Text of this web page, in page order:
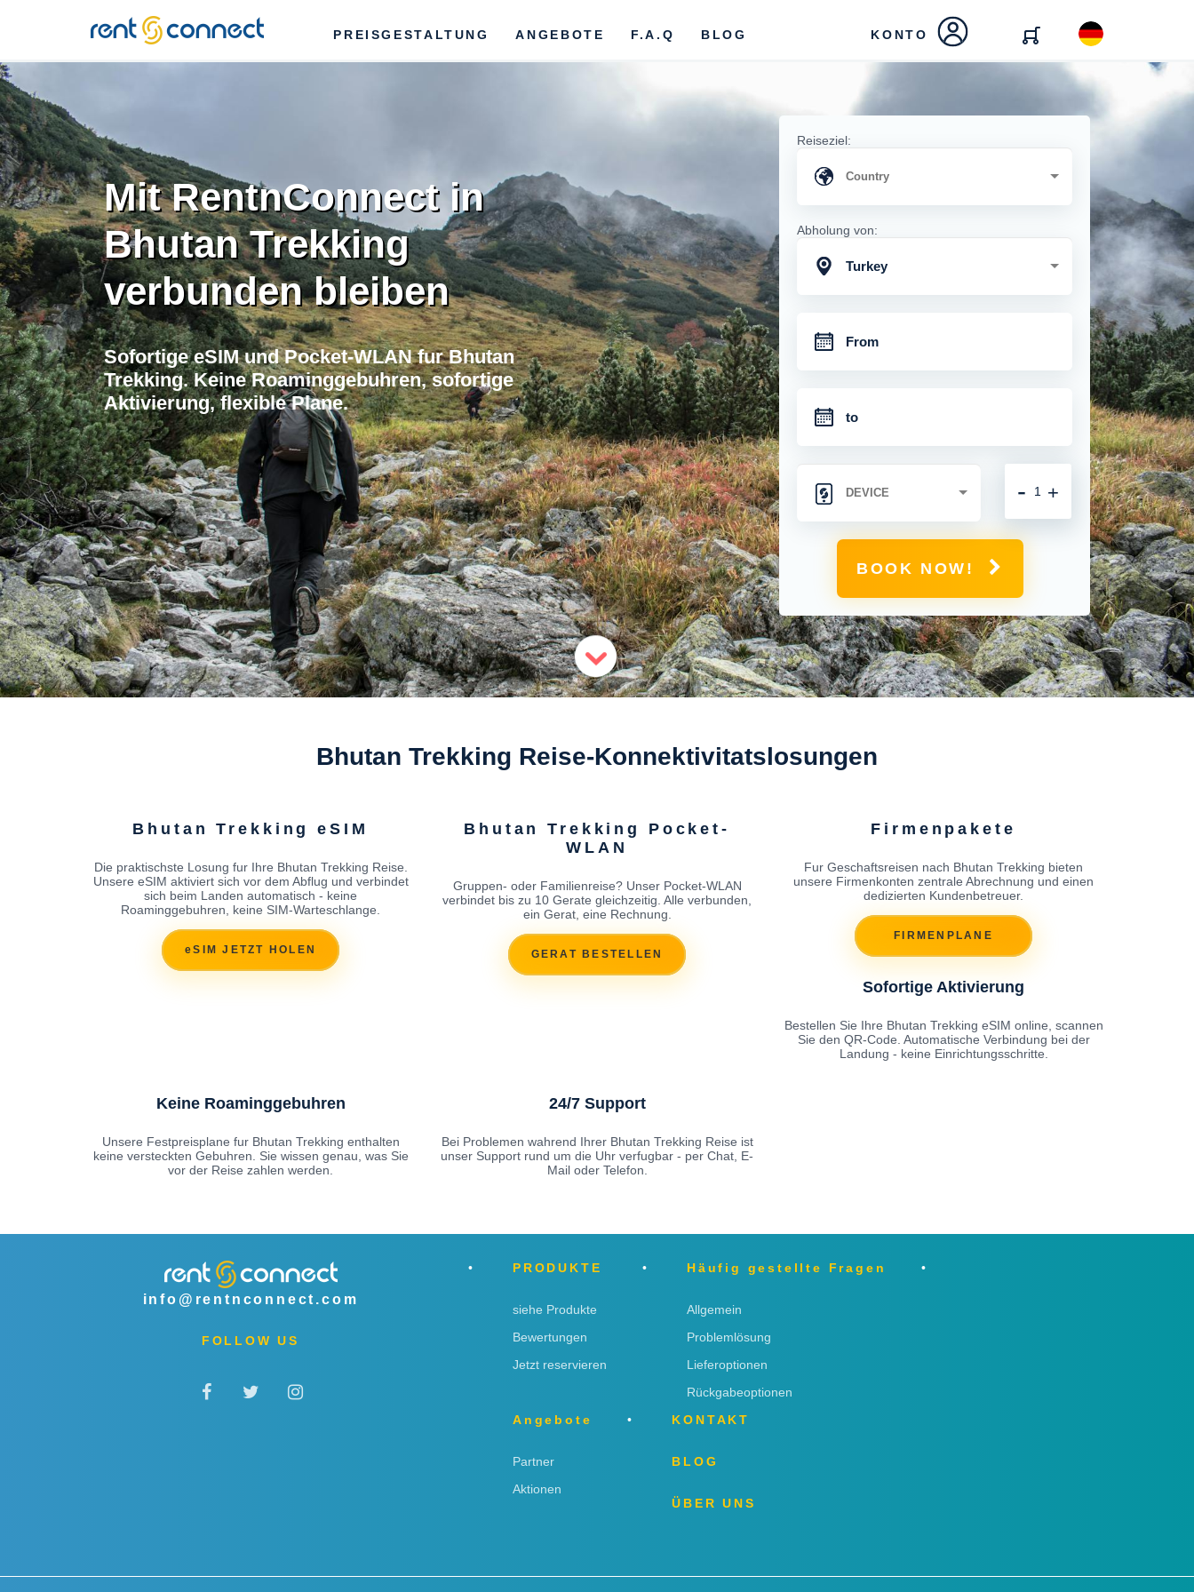
RENT'N
CONNECT
PREISGESTALTUNG ANGEBOTE F.A.Q BLOG KONTO
Mit RentnConnect in
Bhutan Trekking
verbunden bleiben
Sofortige eSIM und Pocket-WLAN fur Bhutan
Trekking. Keine Roaminggebuhren, sofortige
Aktivierung, flexible Plane.
Reiseziel:
Abholung von:
Turkey
+
-
BOOK NOW!
Bhutan Trekking Reise-Konnektivitatslosungen
Bhutan Trekking eSIM
Die praktischste Losung fur Ihre Bhutan Trekking Reise.
Unsere eSIM aktiviert sich vor dem Abflug und verbindet
sich beim Landen automatisch - keine
Roaminggebuhren, keine SIM-Warteschlange.
eSIM JETZT HOLEN
Bhutan Trekking Pocket-
WLAN
Gruppen- oder Familienreise? Unser Pocket-WLAN
verbindet bis zu 10 Gerate gleichzeitig. Alle verbunden,
ein Gerat, eine Rechnung.
GERAT BESTELLEN
Firmenpakete
Fur Geschaftsreisen nach Bhutan Trekking bieten
unsere Firmenkonten zentrale Abrechnung und einen
dedizierten Kundenbetreuer.
FIRMENPLANE
Sofortige Aktivierung
Bestellen Sie Ihre Bhutan Trekking eSIM online, scannen
Sie den QR-Code. Automatische Verbindung bei der
Landung - keine Einrichtungsschritte.
Keine Roaminggebuhren
Unsere Festpreisplane fur Bhutan Trekking enthalten
keine versteckten Gebuhren. Sie wissen genau, was Sie
vor der Reise zahlen werden.
24/7 Support
Bei Problemen wahrend Ihrer Bhutan Trekking Reise ist
unser Support rund um die Uhr verfugbar - per Chat, E-
Mail oder Telefon.
info@rentnconnect.com
FOLLOW US
PRODUKTE
siehe Produkte
Bewertungen
Jetzt reservieren
Häufig gestellte Fragen
Allgemein
Problemlösung
Lieferoptionen
Rückgabeoptionen
Angebote
Partner
Aktionen
KONTAKT
BLOG
ÜBER UNS